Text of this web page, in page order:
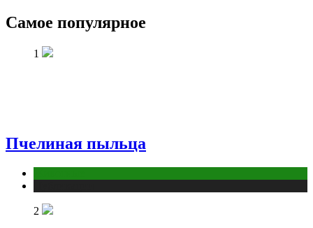
Самое популярное
1
Пчелиная пыльца
2